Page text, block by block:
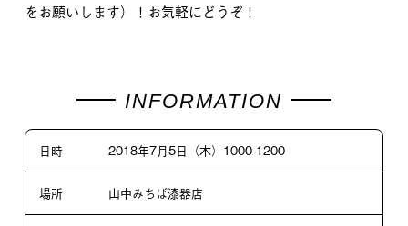
をお願いします）！お気軽にどうぞ！
日時 2018年7月5日（木）1000-1200
場所 山中みちば漆器店